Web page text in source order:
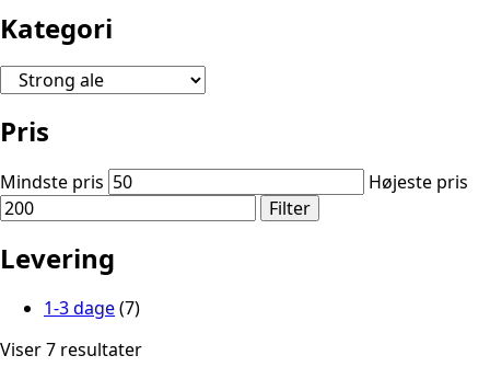
Kategori
Pris
Mindste pris
Højeste pris
Filter
Levering
1-3 dage(7)
Viser 7 resultater